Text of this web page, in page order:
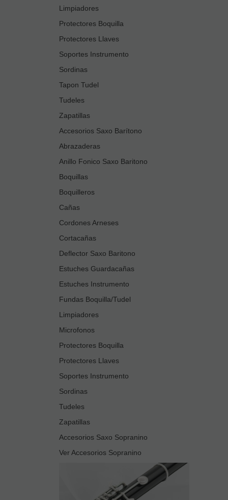
Limpiadores
Protectores Boquilla
Protectores Llaves
Soportes Instrumento
Sordinas
Tapon Tudel
Tudeles
Zapatillas
Accesorios Saxo Barítono
Abrazaderas
Anillo Fonico Saxo Baritono
Boquillas
Boquilleros
Cañas
Cordones Arneses
Cortacañas
Deflector Saxo Baritono
Estuches Guardacañas
Estuches Instrumento
Fundas Boquilla/Tudel
Limpiadores
Microfonos
Protectores Boquilla
Protectores Llaves
Soportes Instrumento
Sordinas
Tudeles
Zapatillas
Accesorios Saxo Sopranino
Ver Accesorios Sopranino